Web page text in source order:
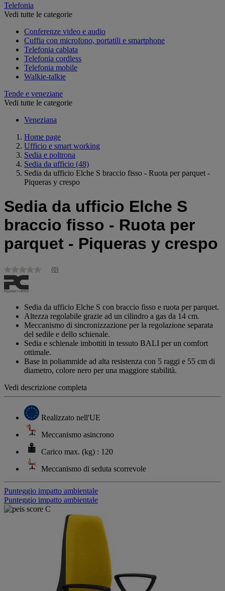
Telefonia
Vedi tutte le categorie
Conferenze video e audio
Cuffia con microfono, portatili e smartphone
Telefonia cablata
Telefonia cordless
Telefonia mobile
Walkie-talkie
Tende e veneziane
Vedi tutte le categorie
Veneziana
Home page
Ufficio e smart working
Sedia e poltrona
Sedia da ufficio (48)
Sedia da ufficio Elche S braccio fisso - Ruota per parquet -
Piqueras y crespo
Sedia da ufficio Elche S
braccio fisso - Ruota per
parquet - Piqueras y crespo
Nessuna
valutazione
Stesso
pagina.
(0)
Sedia da ufficio Elche S con braccio fisso e ruota per parquet.
Altezza regolabile grazie ad un cilindro a gas da 14 cm.
Meccanismo di sincronizzazione per la regolazione separata
del sedile e dello schienale.
Sedia e schienale imbottiti in tessuto BALI per un comfort
ottimale.
Base in poliammide ad alta resistenza con 5 raggi e 55 cm di
diametro, colore nero per una maggiore stabilità.
Vedi descrizione completa
Realizzato nell'UE
Meccanismo asincrono
Carico max. (kg) : 120
Meccanismo di seduta scorrevole
Punteggio impatto ambientale
Punteggio impatto ambientale